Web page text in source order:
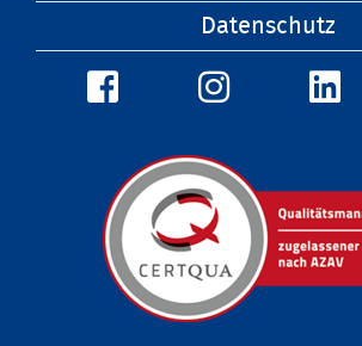
Datenschutz